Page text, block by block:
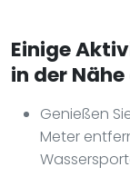
Einige
in der
Genießen
Meter